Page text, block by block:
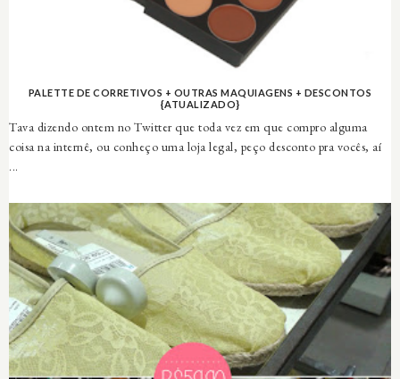
PALETTE DE CORRETIVOS + OUTRAS MAQUIAGENS + DESCONTOS
{ATUALIZADO}
Tava dizendo ontem no Twitter que toda vez em que compro alguma
coisa na internê, ou conheço uma loja legal, peço desconto pra vocês, aí
...